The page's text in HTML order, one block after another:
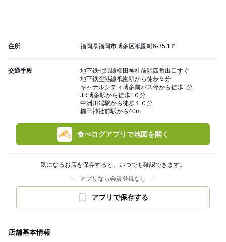
住所 福岡県福岡市博多区祇園町6-35 1Ｆ
交通手段
地下鉄七隈線櫛田神社前駅四番出口すぐ
地下鉄空港線祇園駅から徒歩５分
キャナルシティ博多前バス停から徒歩1分
JR博多駅から徒歩1０分
中洲川端駅から徒歩１０分
櫛田神社前駅から40m
食べログアプリで地図を開く
気になるお店を保存すると、いつでも確認できます。
アプリなら会員登録なし
アプリで保存する
店舗基本情報